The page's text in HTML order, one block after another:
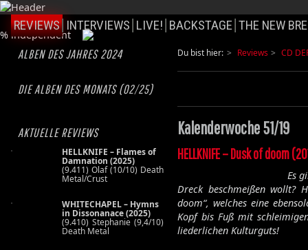
REVIEWS INTERVIEWS LIVE! BACKSTAGE THE NEW
ALBEN DES JAHRES 2024
DIE ALBEN DES MONATS (02/25)
AKTUELLE REVIEWS
HELLKNIFE – Flames of
Damnation (2025)
(9.411) Olaf (10/10) Death
Metal/Crust
WHITECHAPEL – Hymns
in Dissonanace (2025)
(9.410) Stephanie (9,4/10)
Death Metal
Du bist hier: Reviews CD
Kalenderwoche 51/19
HELLKNIFE – Dusk of doom
Es
Dreck beschmeißen wollt?
doom“, welches eine
Kopf bis Fuß mit
liederlichen Kulturguts!